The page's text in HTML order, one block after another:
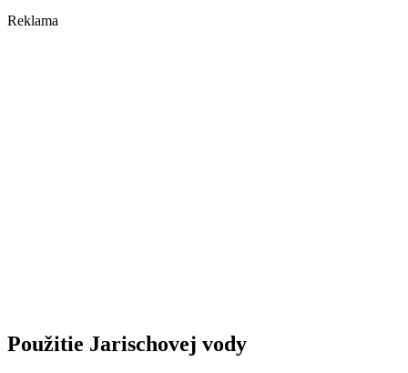
Reklama
Použitie Jarischovej vody